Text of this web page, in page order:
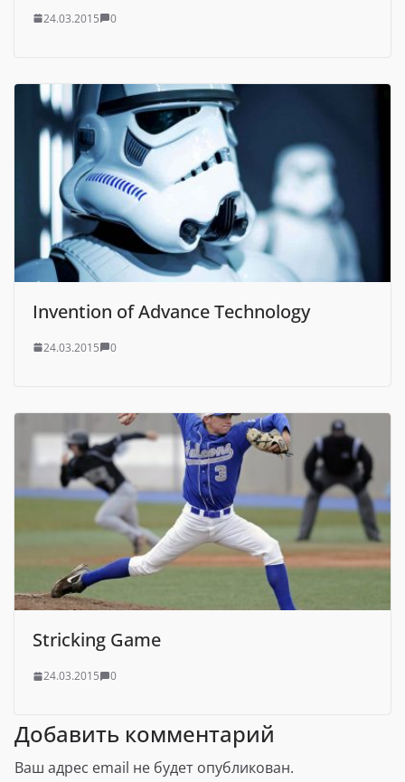
24.03.2015 0
Invention of Advance Technology
24.03.2015 0
Stricking Game
24.03.2015 0
Добавить комментарий
Ваш адрес email не будет опубликован.